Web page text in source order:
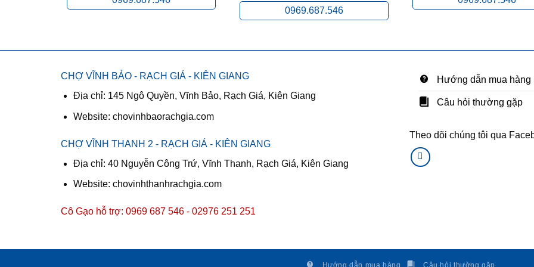
0969.687.546
CHỢ VĨNH BẢO - RẠCH GIÁ - KIÊN GIANG
Địa chỉ: 145 Ngô Quyền, Vĩnh Bảo, Rạch Giá, Kiên Giang
Website: chovinhbaorachgia.com
CHỢ VĨNH THANH 2 - RẠCH GIÁ - KIÊN GIANG
Địa chỉ: 40 Nguyễn Công Trứ, Vĩnh Thanh, Rạch Giá, Kiên Giang
Website: chovinhthanhrachgia.com
Cô Gạo hỗ trợ: 0969 687 546 - 02976 251 251
Hướng dẫn mua hàng
Câu hỏi thường gặp
Theo dõi chúng tôi qua
Hướng dẫn mua hàng Câu hỏi thường gặp